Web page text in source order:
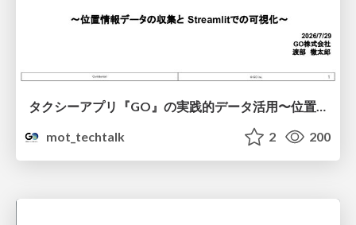
mot_techtalk
2 200